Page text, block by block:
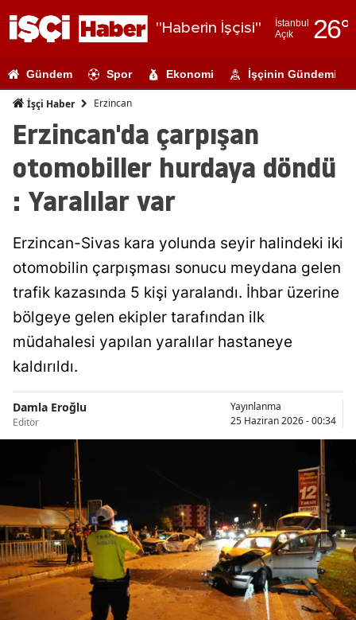
"Haberin İşçisi"
İstanbul
Açık
26°
Adıyaman
Amasya
Antalya
Artvin
Balıkesir
Bitlis
Bolu
Burdur
Bursa
Çanakkale
Çankırı
Gündem Spor Ekonomi İşçinin Gündemi
İşçi Haber Erzincan
Erzincan'da çarpışan
otomobiller hurdaya döndü
: Yaralılar var
Erzincan-Sivas kara yolunda seyir halindeki iki
otomobilin çarpışması sonucu meydana gelen
trafik kazasında 5 kişi yaralandı. İhbar üzerine
bölgeye gelen ekipler tarafından ilk
müdahalesi yapılan yaralılar hastaneye
kaldırıldı.
Damla Eroğlu
Editör
Yayınlanma
25 Haziran 2026 - 00:34